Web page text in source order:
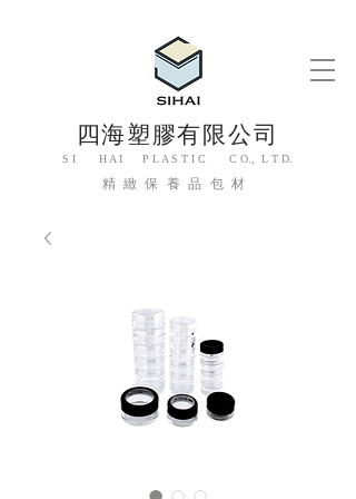
四海塑膠有限公司
S I H A I P L A S T I C C O., L T D.
精緻保養品包材